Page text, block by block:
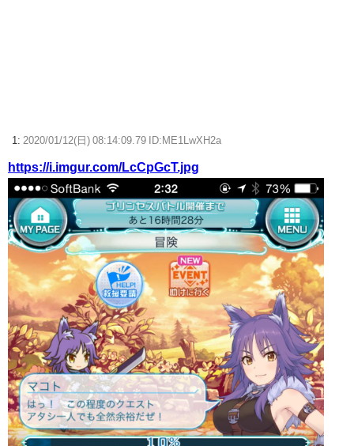
【ウマ娘】ディザイアの謎ポーズ、完全にアレと一致ｗｗｗ
【競馬】G1・2勝 アスコリピチェーノが引退 繁殖入りへ
Powered by livedoor 相互RSS
1: 2020/01/12(日) 08:14:09.79 ID:ME1LwXH2a
https://i.imgur.com/LcCpGcT.jpg